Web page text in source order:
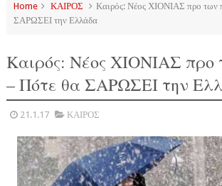
Home ΚΑΙΡΟΣ
Καιρός: Νέος ΧΙΟΝΙΑΣ προ των
ΣΑΡΩΣΕΙ την Ελλάδα
Καιρός: Νέος ΧΙΟΝΙΑΣ
– Πότε θα ΣΑΡΩΣΕΙ την
21.1.17 ΚΑΙΡΟΣ